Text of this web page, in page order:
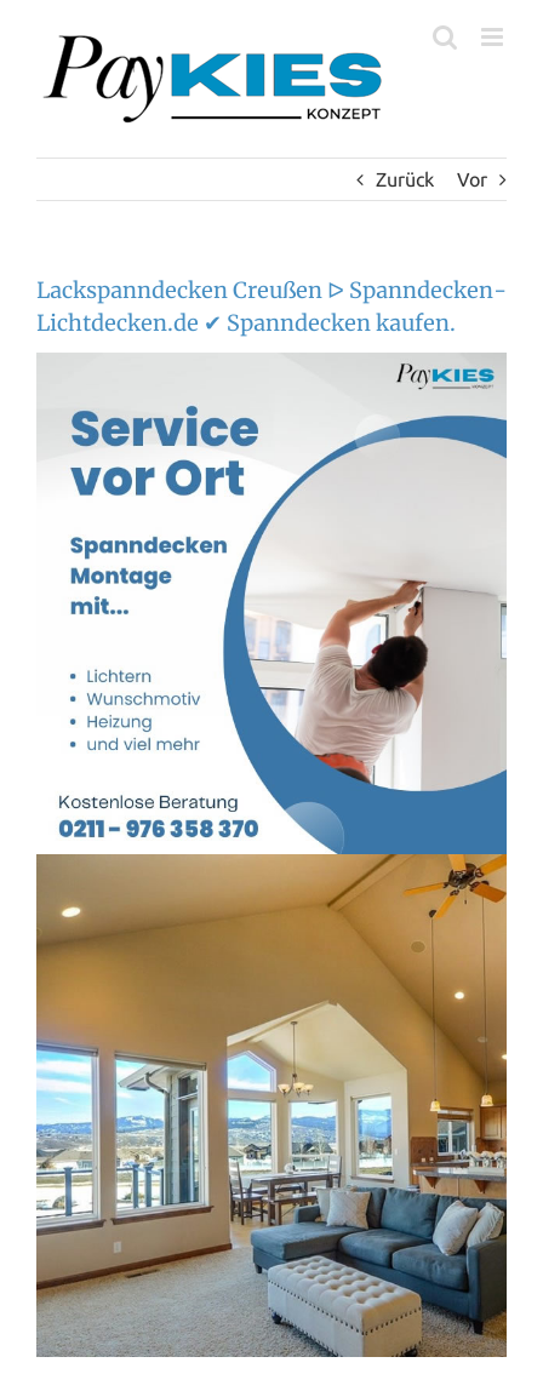
springen
Zurück Vor
Lackspanndecken Creußen ᐅ Spanndecken-
Lichtdecken.de ✔ Spanndecken kaufen.